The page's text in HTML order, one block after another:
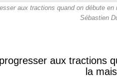
aux tractions quand on débute
Sébastien
aux tractions
la